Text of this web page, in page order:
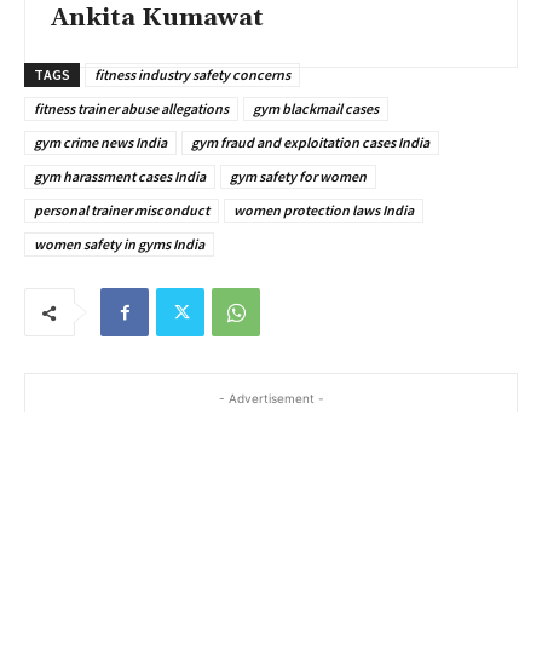
Ankita Kumawat
TAGS
fitness industry safety concerns
fitness trainer abuse allegations
gym blackmail cases
gym crime news India
gym fraud and exploitation cases India
gym harassment cases India
gym safety for women
personal trainer misconduct
women protection laws India
women safety in gyms India
- Advertisement -